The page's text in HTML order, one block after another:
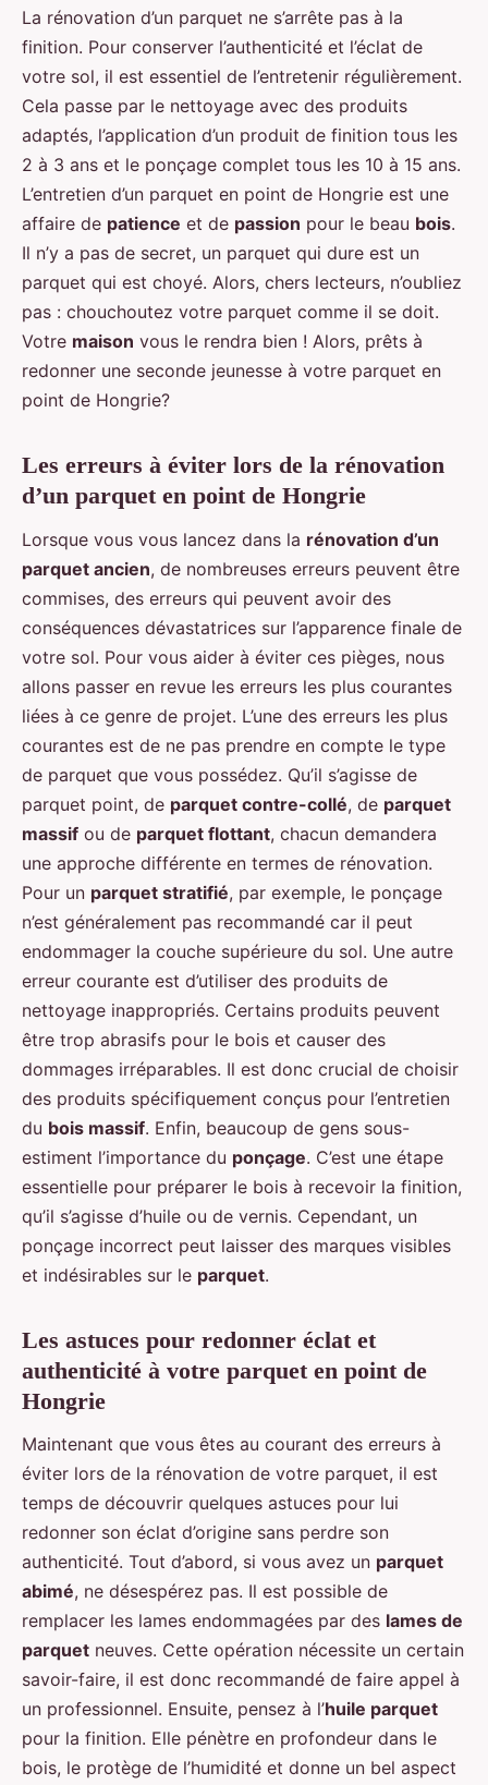
La rénovation d’un parquet ne s’arrête pas à la
finition. Pour conserver l’authenticité et l’éclat de
votre sol, il est essentiel de l’entretenir régulièrement.
Cela passe par le nettoyage avec des produits
adaptés, l’application d’un produit de finition tous les
2 à 3 ans et le ponçage complet tous les 10 à 15 ans.
L’entretien d’un parquet en point de Hongrie est une
affaire de patience et de passion pour le beau bois.
Il n’y a pas de secret, un parquet qui dure est un
parquet qui est choyé. Alors, chers lecteurs, n’oubliez
pas : chouchoutez votre parquet comme il se doit.
Votre maison vous le rendra bien ! Alors, prêts à
redonner une seconde jeunesse à votre parquet en
point de Hongrie?
Les erreurs à éviter lors de la rénovation
d’un parquet en point de Hongrie
Lorsque vous vous lancez dans la rénovation d’un
parquet ancien, de nombreuses erreurs peuvent être
commises, des erreurs qui peuvent avoir des
conséquences dévastatrices sur l’apparence finale de
votre sol. Pour vous aider à éviter ces pièges, nous
allons passer en revue les erreurs les plus courantes
liées à ce genre de projet. L’une des erreurs les plus
courantes est de ne pas prendre en compte le type
de parquet que vous possédez. Qu’il s’agisse de
parquet point, de parquet contre-collé, de parquet
massif ou de parquet flottant, chacun demandera
une approche différente en termes de rénovation.
Pour un parquet stratifié, par exemple, le ponçage
n’est généralement pas recommandé car il peut
endommager la couche supérieure du sol. Une autre
erreur courante est d’utiliser des produits de
nettoyage inappropriés. Certains produits peuvent
être trop abrasifs pour le bois et causer des
dommages irréparables. Il est donc crucial de choisir
des produits spécifiquement conçus pour l’entretien
du bois massif. Enfin, beaucoup de gens sous-
estiment l’importance du ponçage. C’est une étape
essentielle pour préparer le bois à recevoir la finition,
qu’il s’agisse d’huile ou de vernis. Cependant, un
ponçage incorrect peut laisser des marques visibles
et indésirables sur le parquet.
Les astuces pour redonner éclat et
authenticité à votre parquet en point de
Hongrie
Maintenant que vous êtes au courant des erreurs à
éviter lors de la rénovation de votre parquet, il est
temps de découvrir quelques astuces pour lui
redonner son éclat d’origine sans perdre son
authenticité. Tout d’abord, si vous avez un parquet
abimé, ne désespérez pas. Il est possible de
remplacer les lames endommagées par des lames de
parquet neuves. Cette opération nécessite un certain
savoir-faire, il est donc recommandé de faire appel à
un professionnel. Ensuite, pensez à l’huile parquet
pour la finition. Elle pénètre en profondeur dans le
bois, le protège de l’humidité et donne un bel aspect